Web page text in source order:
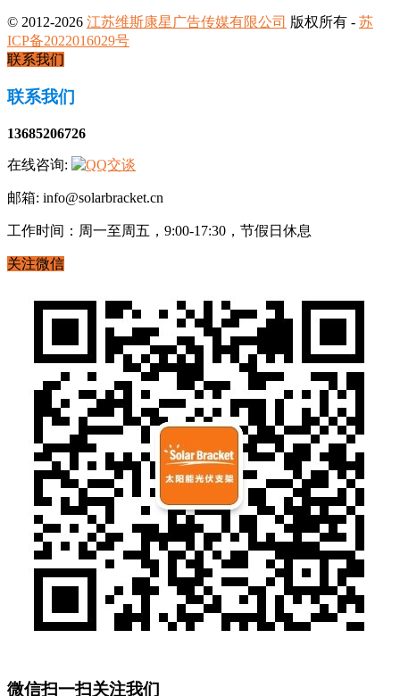
© 2012-2026 江苏维斯康星广告传媒有限公司 版权所有 - 苏
ICP备2022016029号
联系我们
联系我们
13685206726
在线咨询:
邮箱: info@solarbracket.cn
工作时间：周一至周五，9:00-17:30，节假日休息
关注微信
微信扫一扫关注我们